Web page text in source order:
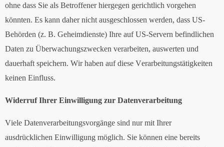
ohne dass Sie als Betroffener hiergegen gerichtlich vorgehen
könnten. Es kann daher nicht ausgeschlossen werden, dass US-
Behörden (z. B. Geheimdienste) Ihre auf US-Servern befindlichen
Daten zu Überwachungszwecken verarbeiten, auswerten und
dauerhaft speichern. Wir haben auf diese Verarbeitungstätigkeiten
keinen Einfluss.
Widerruf Ihrer Einwilligung zur Datenverarbeitung
Viele Datenverarbeitungsvorgänge sind nur mit Ihrer
ausdrücklichen Einwilligung möglich. Sie können eine bereits